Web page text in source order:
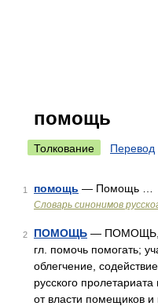
помощь
Толкование Перевод
1 помощь — Помощь …
Словарь синонимов
2 ПОМОЩЬ — ПОМОЩЬ,
гл. помочь помогать;
облегчение,
русского
от власти помещиков и